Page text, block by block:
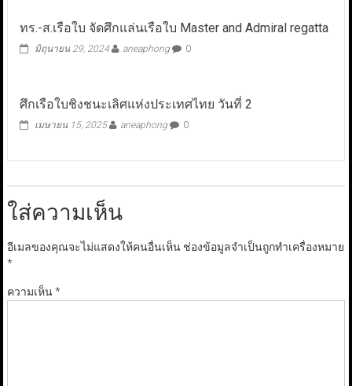
ทร.-ส.เรือใบ จัดศึกแล่นเรือใบ Master and Admiral regatta
มิถุนายน 29, 2024 aneaphong 0
ศึกเรือใบชิงชนะเลิศแห่งประเทศไทย วันที่ 2
เมษายน 15, 2025 aneaphong 0
ใส่ความเห็น
อีเมลของคุณจะไม่แสดงให้คนอื่นเห็น ช่องข้อมูลจำเป็นถูกทำเครื่องหมาย
*
ความเห็น*